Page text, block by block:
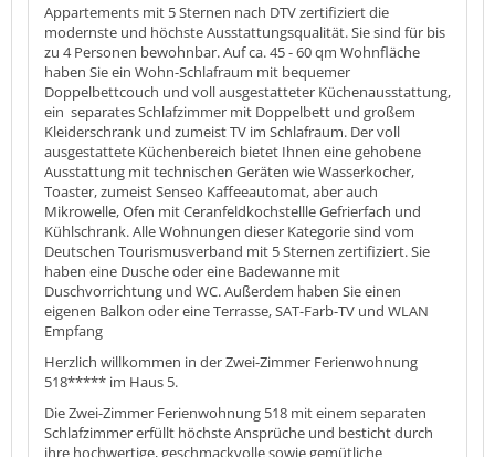
Appartements mit 5 Sternen nach DTV zertifiziert die
modernste und höchste Ausstattungsqualität. Sie sind für bis
zu 4 Personen bewohnbar. Auf ca. 45 - 60 qm Wohnfläche
haben Sie ein Wohn-Schlafraum mit bequemer
Doppelbettcouch und voll ausgestatteter Küchenausstattung,
ein separates Schlafzimmer mit Doppelbett und großem
Kleiderschrank und zumeist TV im Schlafraum. Der voll
ausgestattete Küchenbereich bietet Ihnen eine gehobene
Ausstattung mit technischen Geräten wie Wasserkocher,
Toaster, zumeist Senseo Kaffeeautomat, aber auch
Mikrowelle, Ofen mit Ceranfeldkochstellle Gefrierfach und
Kühlschrank. Alle Wohnungen dieser Kategorie sind vom
Deutschen Tourismusverband mit 5 Sternen zertifiziert. Sie
haben eine Dusche oder eine Badewanne mit
Duschvorrichtung und WC. Außerdem haben Sie einen
eigenen Balkon oder eine Terrasse, SAT-Farb-TV und WLAN
Empfang
Herzlich willkommen in der Zwei-Zimmer Ferienwohnung
518***** im Haus 5.
Die Zwei-Zimmer Ferienwohnung 518 mit einem separaten
Schlafzimmer erfüllt höchste Ansprüche und besticht durch
ihre hochwertige, geschmackvolle sowie gemütliche